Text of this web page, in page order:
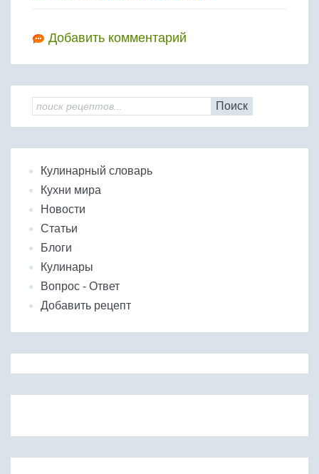
Добавить комментарий
Поиск
Кулинарный словарь
Кухни мира
Новости
Статьи
Блоги
Кулинары
Вопрос - Ответ
Добавить рецепт